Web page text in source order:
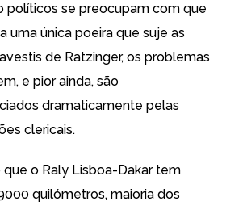
políticos se preocupam com que
uma única poeira que suje as
de Ratzinger, os problemas
e pior ainda, são
dramaticamente pelas
clericais.
que o Raly Lisboa-Dakar tem
quilómetros, maioria dos